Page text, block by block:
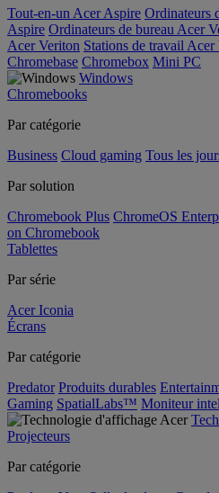
Tout-en-un Acer Aspire Ordinateurs
Aspire Ordinateurs de bureau Acer
Acer Veriton Stations de travail Acer
Chromebase Chromebox Mini PC
Windows
Chromebooks
Par catégorie
Business Cloud gaming Tous les
Par solution
Chromebook Plus ChromeOS
on Chromebook
Tablettes
Par série
Acer Iconia
Écrans
Par catégorie
Predator Produits durables
Gaming SpatialLabs™ Moniteur
Projecteurs
Par catégorie